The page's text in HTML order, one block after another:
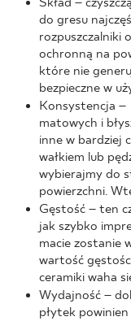
do gresu
rozpuszczalniki
ochronną na
które nie
bezpieczne w
Konsystencja
matowych i
inne w bardziej
wałkiem lub
wybierajmy do
powierzchni.
Gęstość – ten
jak szybko
macie zostanie
wartość
ceramiki waha
Wydajność –
płytek